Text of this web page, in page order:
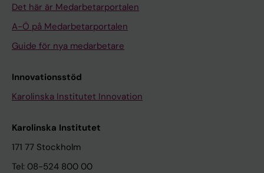
Det här är Medarbetarportalen
A-Ö på Medarbetarportalen
Guide för nya medarbetare
Innovationsstöd
Karolinska Institutet Innovation
Karolinska Institutet
171 77 Stockholm
Tel: 08-524 800 00